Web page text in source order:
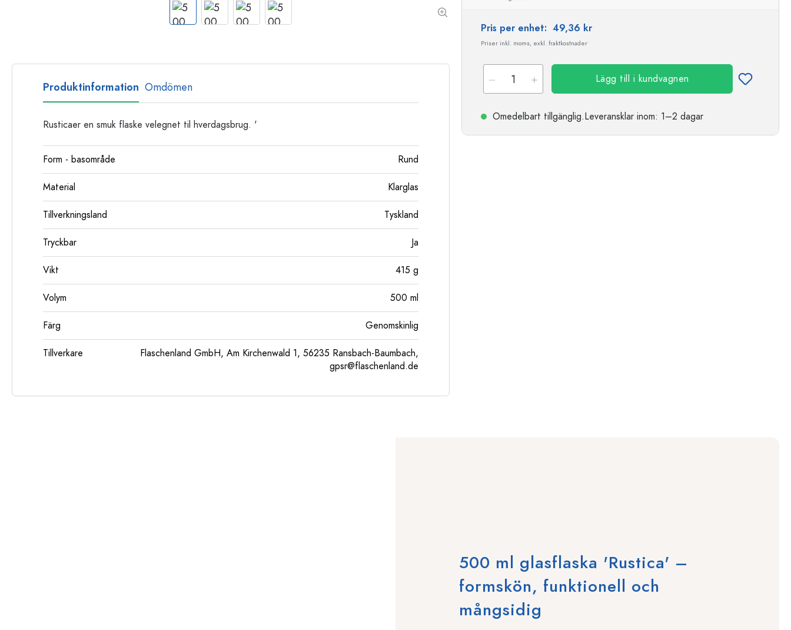
Glasflaskor
Plastflaskor
Pris per enhet: 49,36 kr
Priser inkl. moms, exkl. fraktkostnader
Lägg till i kundvagnen
Omedelbart tillgänglig.Leveransklar inom: 1–2 dagar
Produktinformation Omdömen
Rusticaer en smuk flaske velegnet til hverdagsbrug. '
Form - basområde Rund
Material Klarglas
Tillverkningsland Tyskland
Tryckbar Ja
Vikt 415 g
Volym 500 ml
Färg Genomskinlig
Tillverkare
Flaschenland GmbH, Am Kirchenwald 1, 56235 Ransbach-Baumbach,
gpsr@flaschenland.de
500 ml glasflaska 'Rustica' –
formskön, funktionell och
mångsidig